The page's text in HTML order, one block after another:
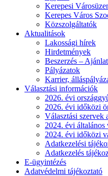
Kerepesi
Kerepes Város
Közszolgáltatók
Aktualitások
Lakossági hírek
Hirdetmények
Beszerzés –
Pályázatok
Karrier,
Választási információk
2026. évi
2026. évi időközi
Választási szervek
2024. évi általános
2024. évi időközi
Adatkezelési
Adatkezelés
E-ügyintézés
Adatvédelmi tájékoztató